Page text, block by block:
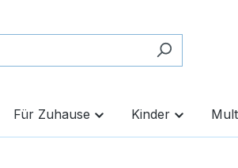
Für Zuhause Kinder